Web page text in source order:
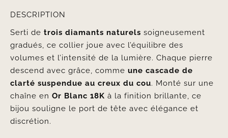
DESCRIPTION
Serti de trois diamants naturels soigneusement
gradués, ce collier joue avec l’équilibre des
volumes et l’intensité de la lumière. Chaque pierre
descend avec grâce, comme une cascade de
clarté suspendue au creux du cou. Monté sur une
chaîne en Or Blanc 18K à la finition brillante, ce
bijou souligne le port de tête avec élégance et
discrétion.